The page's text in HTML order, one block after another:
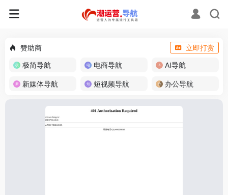
赞助商
立即打赏
极简导航
电商导航 AI导航
新媒体导航 短视频导航 办公导航